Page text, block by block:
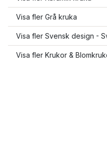
Visa fler Grå kruka
Visa fler Svensk design -
Visa fler Krukor &